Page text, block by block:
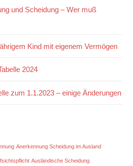
und Scheidung – Wer muß
Kind mit eigenem Vermögen
2024
zum 1.1.2023 – einige Änderungen
Anerkennung Scheidung im Ausland
Ausländische Scheidung